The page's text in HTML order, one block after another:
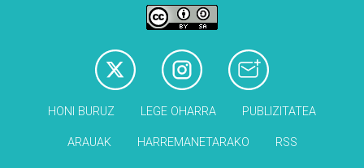
HONI BURUZ LEGE OHARRA PUBLIZITATEA
ARAUAK HARREMANETARAKO RSS